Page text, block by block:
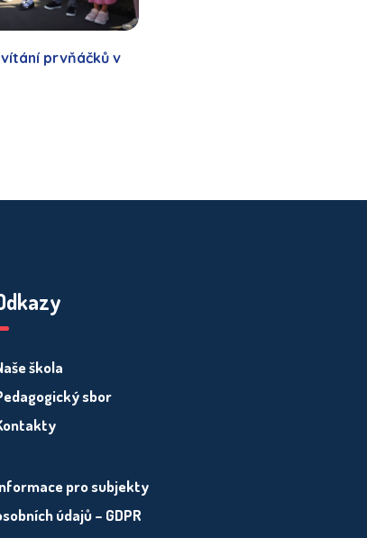
prvňáčků v
škola
sbor
pro subjekty
údajů – GDPR